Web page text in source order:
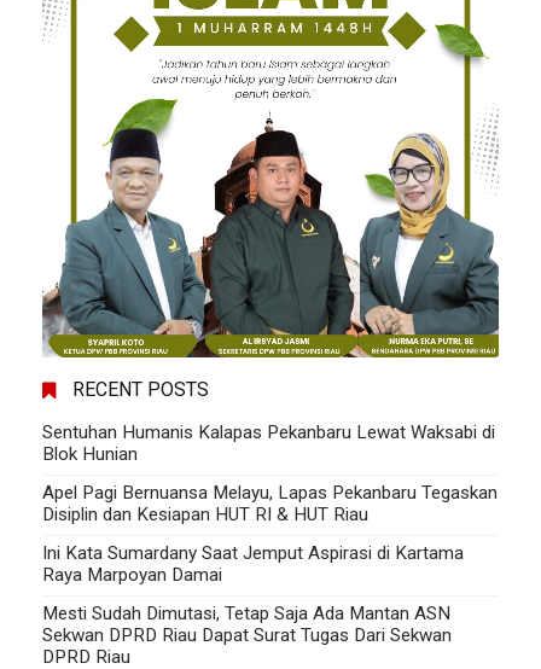
RECENT POSTS
Sentuhan Humanis Kalapas Pekanbaru Lewat Waksabi di
Blok Hunian
Apel Pagi Bernuansa Melayu, Lapas Pekanbaru Tegaskan
Disiplin dan Kesiapan HUT RI & HUT Riau
Ini Kata Sumardany Saat Jemput Aspirasi di Kartama
Raya Marpoyan Damai
Mesti Sudah Dimutasi, Tetap Saja Ada Mantan ASN
Sekwan DPRD Riau Dapat Surat Tugas Dari Sekwan
DPRD Riau